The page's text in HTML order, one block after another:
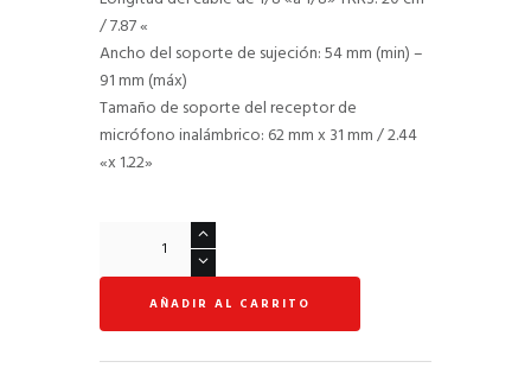
/ 7.87 «
Ancho del soporte de sujeción: 54 mm (min) –
91 mm (máx)
Tamaño de soporte del receptor de
micrófono inalámbrico: 62 mm x 31 mm / 2.44
«x 1.22»
Profesional
Para
A/V
AÑADIR AL CARRITO